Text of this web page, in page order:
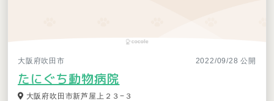
大阪府吹田市 2022/09/28 公開
たにぐち動物病院
大阪府吹田市新芦屋上２３−３